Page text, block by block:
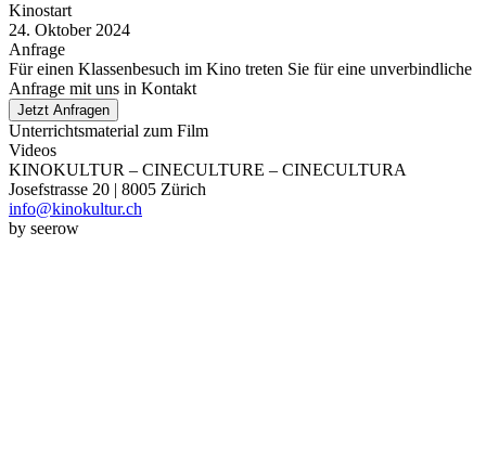
Kinostart
24. Oktober 2024
Anfrage
Für einen Klassenbesuch im Kino treten Sie für eine unverbindliche
Anfrage mit uns in Kontakt
Jetzt Anfragen
Unterrichtsmaterial zum Film
Videos
KINOKULTUR – CINECULTURE – CINECULTURA
Josefstrasse 20 | 8005 Zürich
info@kinokultur.ch
by seerow